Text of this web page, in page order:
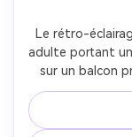
Le rétro-
adulte portant
sur un balcon
effet de profils
85mm f/1.2,
confiante,